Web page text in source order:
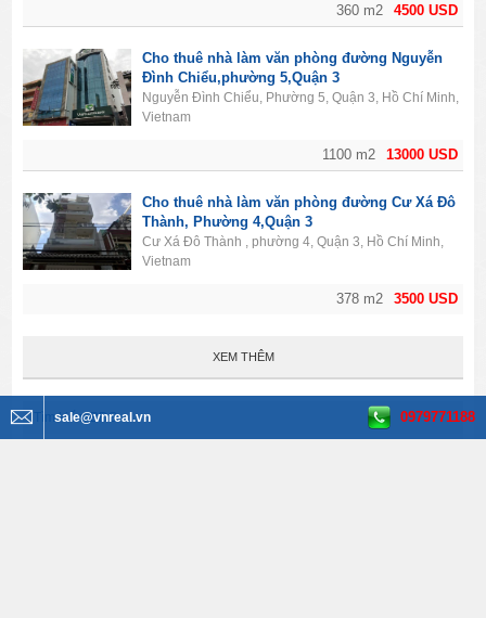
4500 USD
360 m2
13000 USD
1100 m2
Cho thuê nhà làm văn phòng đường Nguyễn
Đình Chiểu,phường 5,Quận 3
Nguyễn Đình Chiểu, Phường 5, Quận 3, Hồ Chí Minh,
Vietnam
3500 USD
378 m2
Cho thuê nhà làm văn phòng đường Cư Xá Đô
Thành, Phường 4,Quận 3
Cư Xá Đô Thành , phường 4, Quận 3, Hồ Chí Minh,
Vietnam
XEM THÊM
Tìm kiếm BĐS
sale@vnreal.vn 0979771188